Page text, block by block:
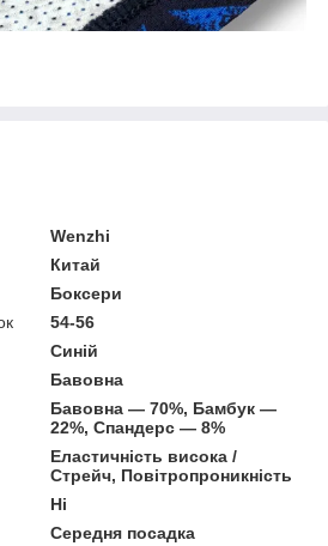
Wenzhi
Китай
Боксери
54-56
Синій
Бавовна
Бавовна — 70%, Бамбук —
22%, Спандерс — 8%
Еластичність висока /
Стрейч, Повітропроникність
Ні
Середня посадка